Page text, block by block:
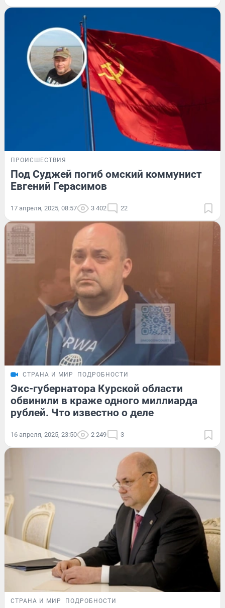
ПРОИСШЕСТВИЯ
Под Суджей погиб омский коммунист
Евгений Герасимов
17 апреля, 2025, 08:57 3 402 22
СТРАНА И МИР ПОДРОБНОСТИ
Экс-губернатора Курской области
обвинили в краже одного миллиарда
рублей. Что известно о деле
16 апреля, 2025, 23:50 2 249 3
СТРАНА И МИР ПОДРОБНОСТИ